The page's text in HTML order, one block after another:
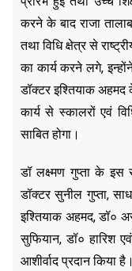
करने के बाद राजा
तथा विधि क्षेत्र से
का कार्य करने लगे,
डॉक्टर इश्तियाक अहमद
कार्य से स्कालरों एवं
साबित होगा।
डॉ लक्ष्मण गुप्ता के इस
डॉक्टर सुनील गुप्ता,
इश्तियाक अहमद, डॉ०
सुफियान, डॉ० हारिश‌
आशीर्वाद प्रदान किया